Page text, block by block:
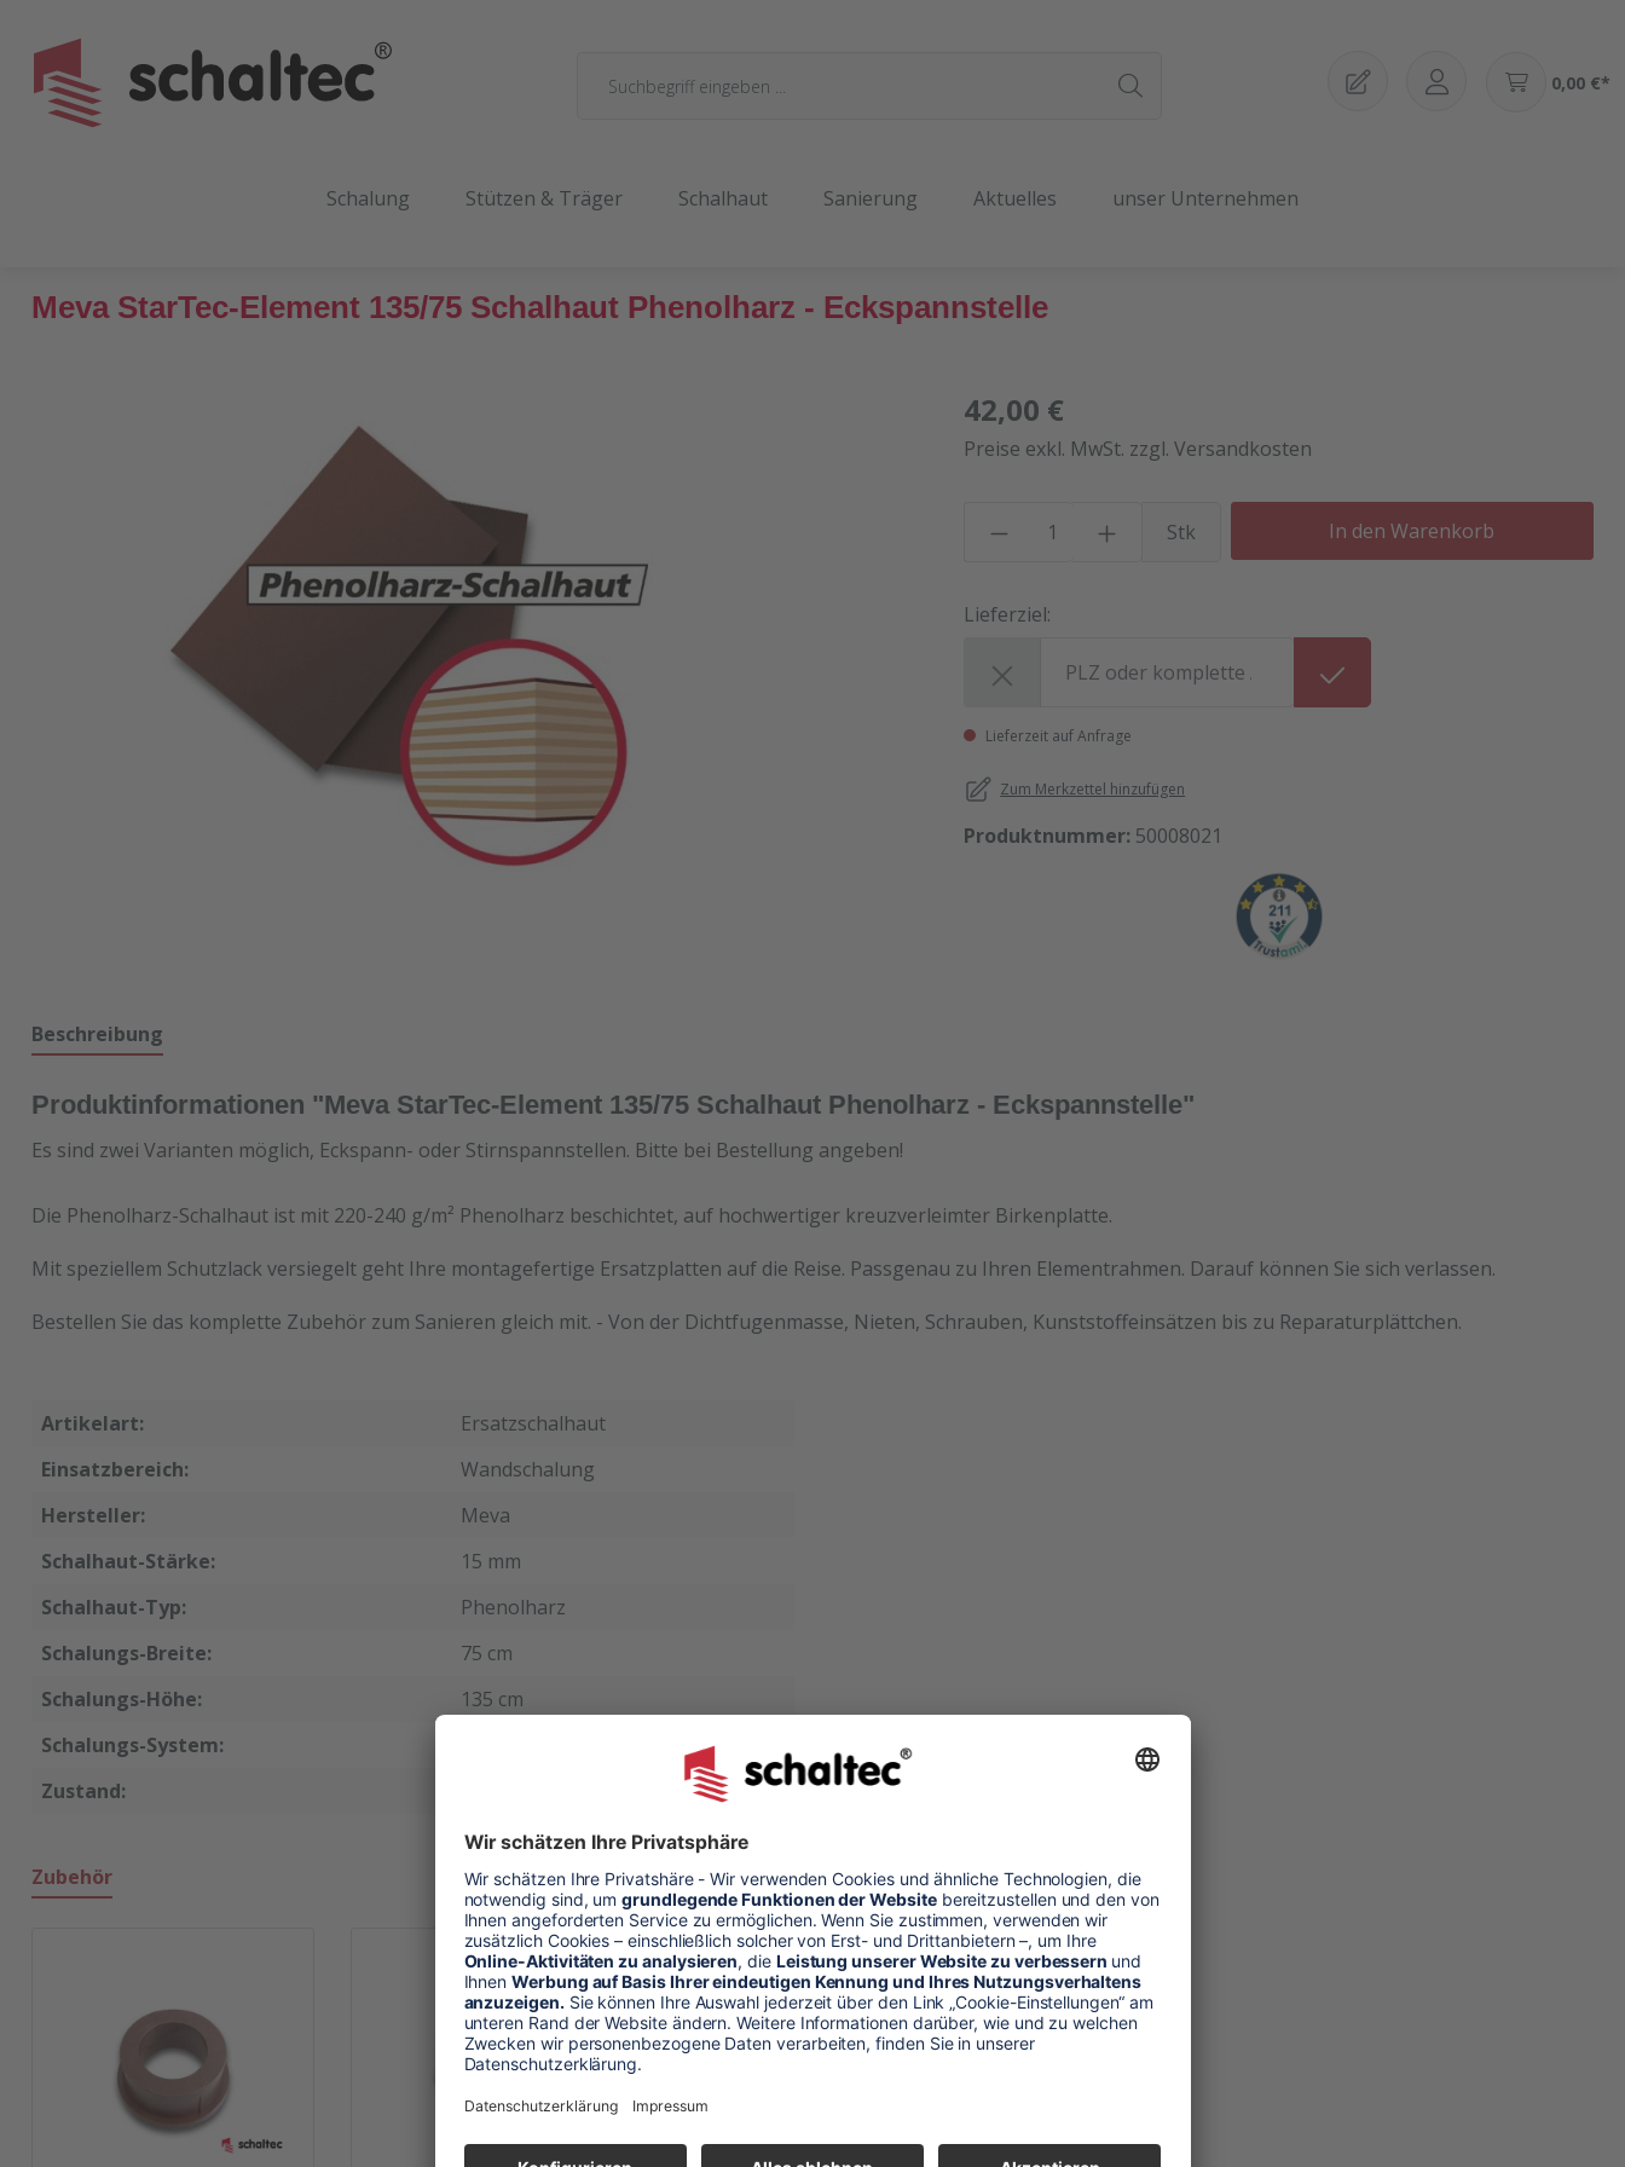
0,00 €*
Schalung Stützen & Träger Schalhaut Sanierung Aktuelles unser Unternehmen
Meva StarTec-Element 135/75 Schalhaut Phenolharz - Eckspannstelle
42,00 €
Preise exkl. MwSt. zzgl. Versandkosten
Produkt Anzahl: Gib den
Stk In den Warenkorb
Lieferziel:
Lieferzeit auf Anfrage
Zum Merkzettel hinzufügen
Produktnummer: 50008021
Beschreibung
Produktinformationen "Meva StarTec-Element 135/75 Schalhaut Phenolharz - Eckspannstelle"
Es sind zwei Varianten möglich, Eckspann- oder Stirnspannstellen. Bitte bei Bestellung angeben!
Die Phenolharz-Schalhaut ist mit 220-240 g/m² Phenolharz beschichtet, auf hochwertiger kreuzverleimter Birkenplatte.
Mit speziellem Schutzlack versiegelt geht Ihre montagefertige Ersatzplatten auf die Reise. Passgenau zu Ihren Elementrahmen. Darauf können Sie sich verlassen.
Bestellen Sie das komplette Zubehör zum Sanieren gleich mit. - Von der Dichtfugenmasse, Nieten, Schrauben, Kunststoffeinsätzen bis zu Reparaturplättchen.
Artikelart:
Ersatzschalhaut
Einsatzbereich:
Wandschalung
Hersteller:
Meva
Schalhaut-Stärke:
15 mm
Schalhaut-Typ:
Phenolharz
Schalungs-Breite:
75 cm
Schalungs-Höhe:
135 cm
Schalungs-System:
Zustand:
Zubehör